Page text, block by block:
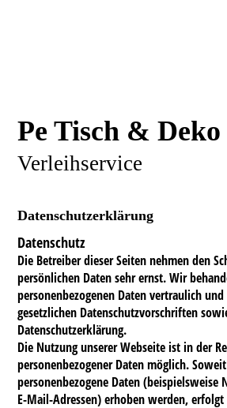
Pe Tisch & Deko
Verleihservice
Datenschutzerklärung
Datenschutz
Die Betreiber dieser Seiten nehmen den
persönlichen Daten sehr ernst. Wir
personenbezogenen Daten vertraulich
gesetzlichen Datenschutzvorschriften
Datenschutzerklärung.
Die Nutzung unserer Webseite ist in der
personenbezogener Daten möglich.
personenbezogene Daten (beispielsweise
E-Mail-Adressen) erhoben werden,